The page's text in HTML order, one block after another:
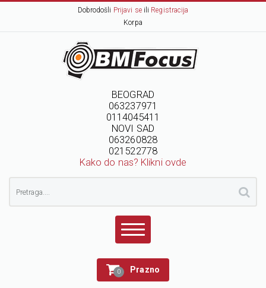
Dobrodošli Prijavi seili Registracija
Korpa
BEOGRAD
063237971
0114045411
NOVI SAD
063260828
021522778
Kako do nas? Klikni ovde
0 Prazno